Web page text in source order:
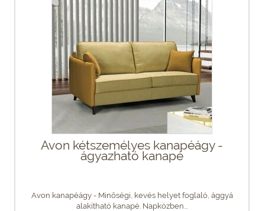
Avon kétszemélyes kanapéágy -
ágyazható kanapé
Avon kanapéágy - Minőségi, kevés helyet foglaló, ággyá
alakítható kanapé. Napközben...